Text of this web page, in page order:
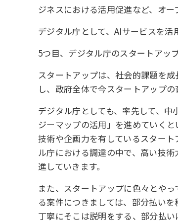
ジネスにおける活用促進など、オ
デジタル庁として、AIサービスを
5つ目、デジタル庁のスタートアッ
スタートアップは、社会的課題を
し、政府全体で今スタートアップの
デジタル庁としても、率先して、
ジーマップの活用」を進めていく
技術や企画力を有しているスター
ル庁における調達の中で、高い技
進していきます。
また、スタートアップに色々とや
る案件につきましては、部分払い
丁寧にそこは説明をする、部分払